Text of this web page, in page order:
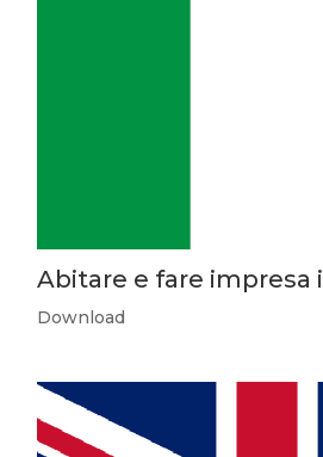
Abitare e fare impresa
Download